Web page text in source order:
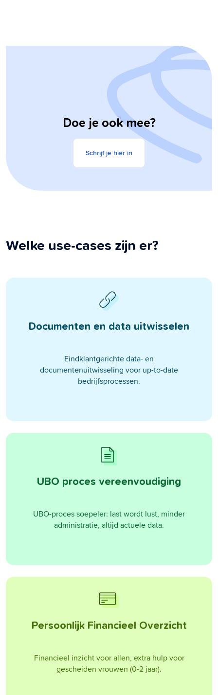
Doe je ook mee?
Schrijf je hier in
Welke use-cases zijn er?
Documenten en data uitwisselen
Eindklantgerichte data- en
documentenuitwisseling voor up-to-date
bedrijfsprocessen.
UBO proces vereenvoudiging
UBO-proces soepeler: last wordt lust, minder
administratie, altijd actuele data.
Persoonlijk Financieel Overzicht
Financieel inzicht voor allen, extra hulp voor
gescheiden vrouwen (0-2 jaar).